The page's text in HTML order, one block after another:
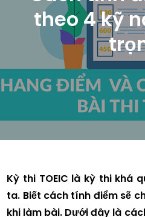
theo 4 kỹ
Kỳ thi TOEIC là kỳ thi khá
ta. Biết cách tính điểm sẽ
khi làm bài. Dưới đây là